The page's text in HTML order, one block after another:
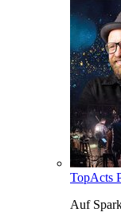
TopActs
Auf